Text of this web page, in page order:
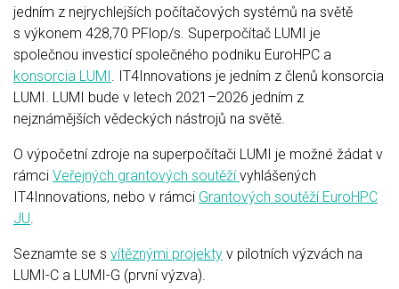
jedním z nejrychlejších počítačových systémů na světě
s výkonem 428,70 PFlop/s. Superpočítač LUMI je
společnou investicí společného podniku EuroHPC a
konsorcia LUMI
. IT4Innovations je jedním z členů konsorcia
LUMI. LUMI bude v letech 2021–2026 jedním z
nejznámějších vědeckých nástrojů na světě.
O výpočetní zdroje na superpočítači LUMI je možné žádat v
rámci Veřejných grantových soutěžívyhlášených
IT4Innovations, nebo v rámci Grantových soutěží EuroHPC
JU
Seznamte se s vítěznými projekty v pilotních výzvách na
LUMI-C a LUMI-G (první výzva).